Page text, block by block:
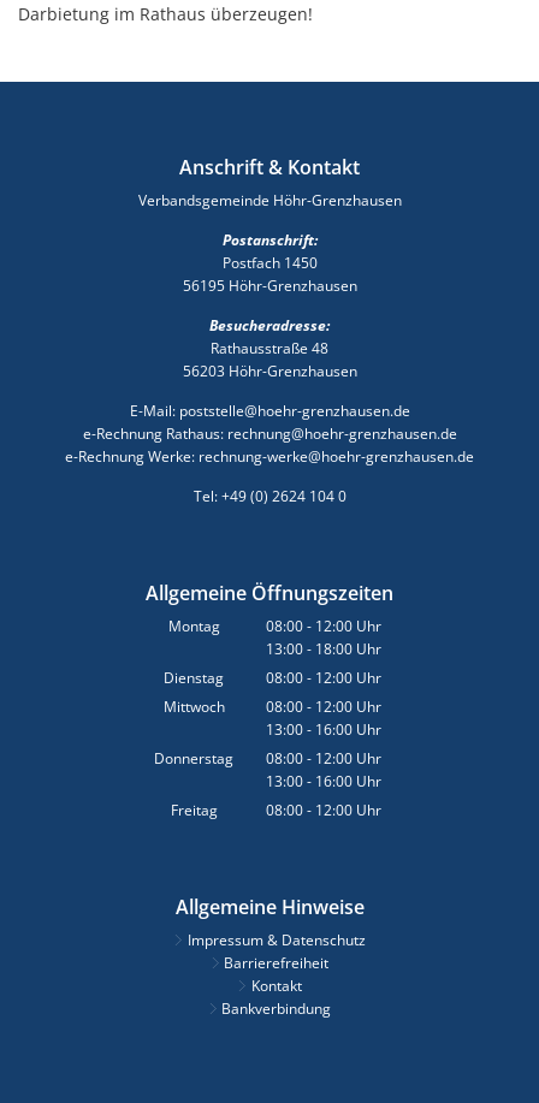
Darbietung im Rathaus überzeugen!
Anschrift & Kontakt
Verbandsgemeinde Höhr-Grenzhausen
Postanschrift:
Postfach 1450
56195 Höhr-Grenzhausen
Besucheradresse:
Rathausstraße 48
56203 Höhr-Grenzhausen
E-Mail: poststelle@hoehr-grenzhausen.de
e-Rechnung Rathaus: rechnung@hoehr-grenzhausen.de
e-Rechnung Werke: rechnung-werke@hoehr-grenzhausen.de
Tel: +49 (0) 2624 104 0
Allgemeine Öffnungszeiten
Montag 08:00- 12:00 Uhr
Von 08:00 bis 12:00 Uhr
13:00- 18:00 Uhr
Von 13:00 bis 18:00 Uhr
Dienstag 08:00- 12:00 Uhr
Von 08:00 bis 12:00 Uhr
Mittwoch 08:00- 12:00 Uhr
Von 08:00 bis 12:00 Uhr
13:00- 16:00 Uhr
Von 13:00 bis 16:00 Uhr
Donnerstag 08:00- 12:00 Uhr
Von 08:00 bis 12:00 Uhr
13:00- 16:00 Uhr
Von 13:00 bis 16:00 Uhr
Freitag 08:00- 12:00 Uhr
Allgemeine Hinweise
Impressum & Datenschutz
Barrierefreiheit
Kontakt
Bankverbindung